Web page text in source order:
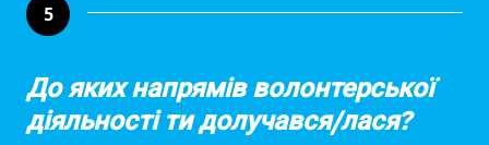
5
До яких напрямів волонтерської
діяльності ти долучався/лася?